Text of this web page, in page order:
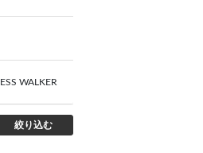
WALKER
絞り込む